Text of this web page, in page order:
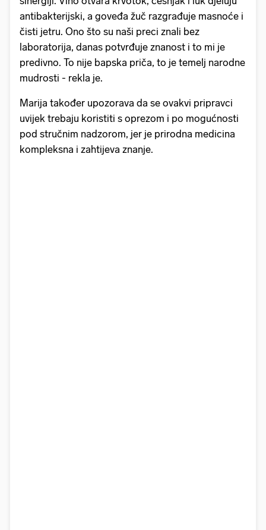
antibakterijski, a goveđa žuč razgrađuje masnoće i
čisti jetru. Ono što su naši preci znali bez
laboratorija, danas potvrđuje znanost i to mi je
predivno. To nije bapska priča, to je temelj narodne
mudrosti - rekla je.
Marija također upozorava da se ovakvi pripravci
uvijek trebaju koristiti s oprezom i po mogućnosti
pod stručnim nadzorom, jer je prirodna medicina
kompleksna i zahtijeva znanje.